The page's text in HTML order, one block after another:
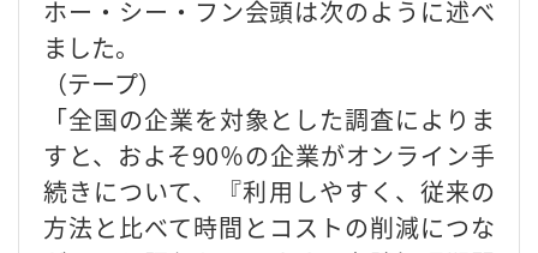
ホー・シー・フン会頭は次のように述べ
ました。
（テープ）
「全国の企業を対象とした調査によりま
すと、およそ90％の企業がオンライン手
続きについて、『利用しやすく、従来の
方法と比べて時間とコストの削減につな